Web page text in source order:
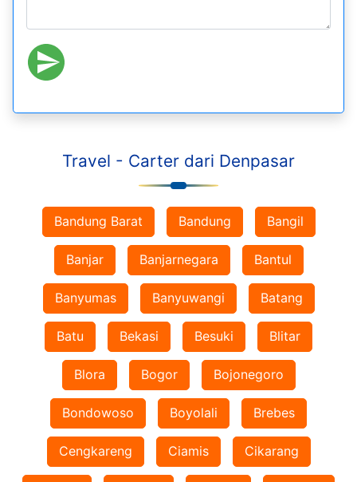
Travel - Carter dari Denpasar
Bandung Barat Bandung Bangil
Banjar Banjarnegara Bantul
Banyumas Banyuwangi Batang
Batu Bekasi Besuki Blitar
Blora Bogor Bojonegoro
Bondowoso Boyolali Brebes
Cengkareng Ciamis Cikarang